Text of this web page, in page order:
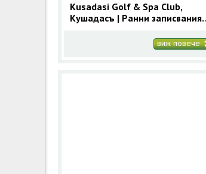
Kusadasi Golf & Spa Club,
Кушадасъ | Ранни записвания
виж повече